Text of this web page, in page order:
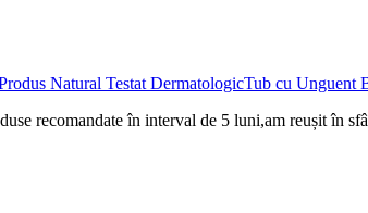
Tub cu Unguent
recomandate în interval de 5 luni,am reușit în